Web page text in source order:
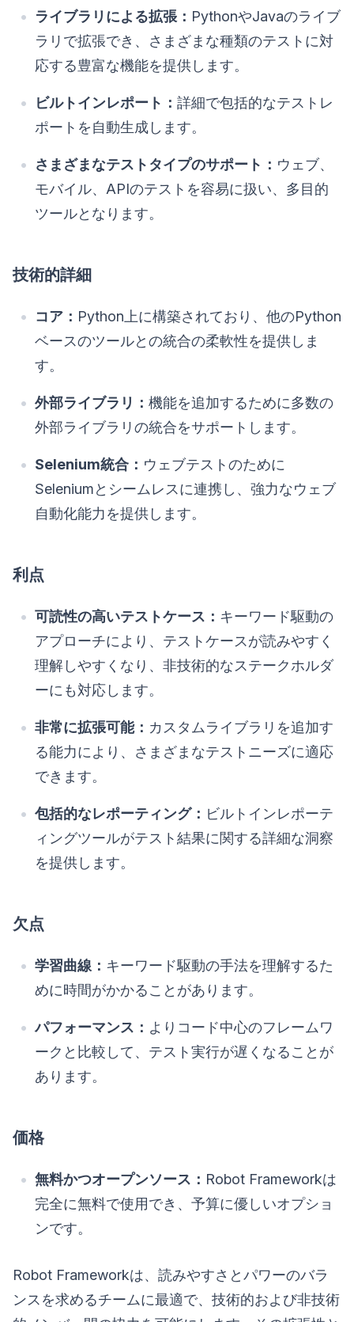
ライブラリによる拡張： PythonやJavaのライブ
ラリで拡張でき、さまざまな種類のテストに対
応する豊富な機能を提供します。
ビルトインレポート： 詳細で包括的なテストレ
ポートを自動生成します。
さまざまなテストタイプのサポート： ウェブ、
モバイル、APIのテストを容易に扱い、多目的
ツールとなります。
技術的詳細
コア： Python上に構築されており、他のPython
ベースのツールとの統合の柔軟性を提供しま
す。
外部ライブラリ： 機能を追加するために多数の
外部ライブラリの統合をサポートします。
Selenium統合： ウェブテストのために
Seleniumとシームレスに連携し、強力なウェブ
自動化能力を提供します。
利点
可読性の高いテストケース： キーワード駆動の
アプローチにより、テストケースが読みやすく
理解しやすくなり、非技術的なステークホルダ
ーにも対応します。
非常に拡張可能： カスタムライブラリを追加す
る能力により、さまざまなテストニーズに適応
できます。
包括的なレポーティング： ビルトインレポーテ
ィングツールがテスト結果に関する詳細な洞察
を提供します。
欠点
学習曲線： キーワード駆動の手法を理解するた
めに時間がかかることがあります。
パフォーマンス： よりコード中心のフレームワ
ークと比較して、テスト実行が遅くなることが
あります。
価格
無料かつオープンソース： Robot Frameworkは
完全に無料で使用でき、予算に優しいオプショ
ンです。
Robot Frameworkは、読みやすさとパワーのバラ
ンスを求めるチームに最適で、技術的および非技術